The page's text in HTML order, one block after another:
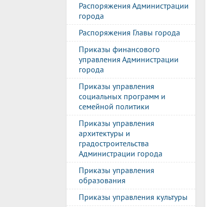
Распоряжения Администрации
города
Распоряжения Главы города
Приказы финансового
управления Администрации
города
Приказы управления
социальных программ и
семейной политики
Приказы управления
архитектуры и
градостроительства
Администрации города
Приказы управления
образования
Приказы управления культуры